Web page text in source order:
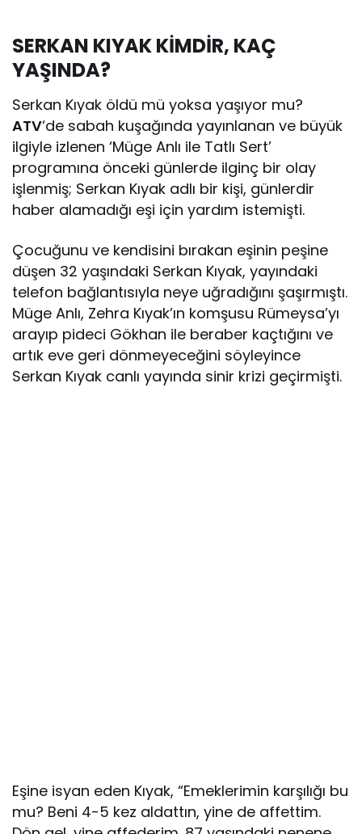
SERKAN KIYAK KİMDİR, KAÇ
YAŞINDA?
Serkan Kıyak öldü mü yoksa yaşıyor mu?
ATV‘de sabah kuşağında yayınlanan ve büyük
ilgiyle izlenen ‘Müge Anlı ile Tatlı Sert’
programına önceki günlerde ilginç bir olay
işlenmiş; Serkan Kıyak adlı bir kişi, günlerdir
haber alamadığı eşi için yardım istemişti.
Çocuğunu ve kendisini bırakan eşinin peşine
düşen 32 yaşındaki Serkan Kıyak, yayındaki
telefon bağlantısıyla neye uğradığını şaşırmıştı.
Müge Anlı, Zehra Kıyak’ın komşusu Rümeysa’yı
arayıp pideci Gökhan ile beraber kaçtığını ve
artık eve geri dönmeyeceğini söyleyince
Serkan Kıyak canlı yayında sinir krizi geçirmişti.
Eşine isyan eden Kıyak, “Emeklerimin karşılığı bu
mu? Beni 4-5 kez aldattın, yine de affettim.